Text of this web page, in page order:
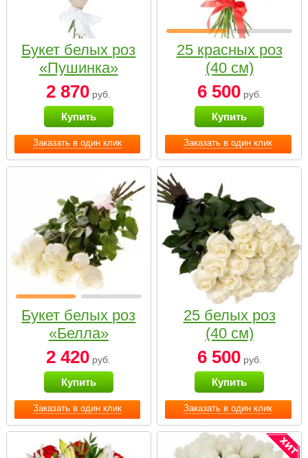
Заказать в один клик
Букет белых роз
«Пушинка»
2 870 руб.
Купить
Заказать в один клик
25 красных роз
(40 см)
6 500руб.
Купить
Заказать в один клик
Букет белых роз
«Белла»
2 420 руб.
Купить
Заказать в один клик
25 белых роз
(40 см)
6 500руб.
Купить